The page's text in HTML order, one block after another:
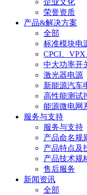
企业文化
荣誉资质
产品&解决方案
全部
标准模块电
CPCI、
中大功率开
激光器电源
新能源汽车
高性能测试
能源微电网
服务与支持
服务与支持
产品命名规
产品特点及
产品技术规
售后服务
新闻资讯
全部